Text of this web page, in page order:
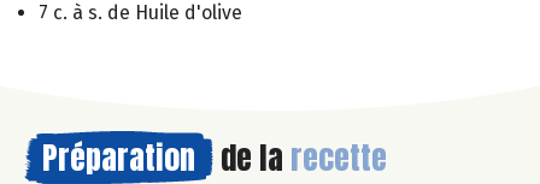
7 c. à s. de Huile d'olive
Préparation de la recette